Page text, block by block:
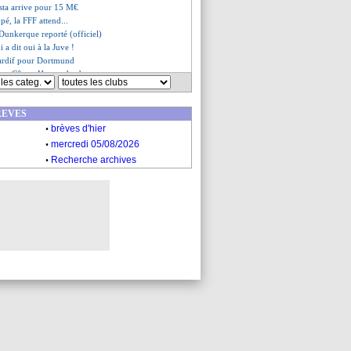
arrive pour 15 M€
la FFF attend...
reporté (officiel)
a dit oui à la Juve !
pour Dortmund
Côme, Hernandez buteur
les compos
les compos
compos
Textor
par l'Espanyol
intéresse l'AC Milan
pour Kvaratskhelia !
. brèves d'hier
. mercredi 05/08/2026
. Recherche archives